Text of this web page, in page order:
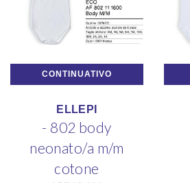
CONTINUATIVO
ELLEPI
- 802 body
neonato/a m/m
cotone